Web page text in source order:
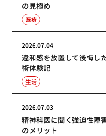
の見極め
医療
違和感を放置して後悔し
術体験記
2026.07.04
生活
精神科医に聞く強迫性障
のメリット
2026.07.03